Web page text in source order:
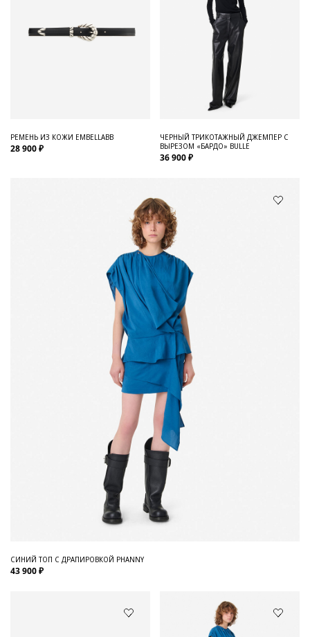
РЕМЕНЬ ИЗ КОЖИ EMBELLABB
28 900 ₽
ЧЕРНЫЙ ТРИКОТАЖНЫЙ ДЖЕМПЕР С
ВЫРЕЗОМ «БАРДО» BULLE
36 900 ₽
СИНИЙ ТОП С ДРАПИРОВКОЙ PHANNY
43 900 ₽